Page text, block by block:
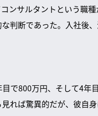
ンサルタントという職
判断であった。入社後
で800万円、そして4年
れば驚異的だが、彼自